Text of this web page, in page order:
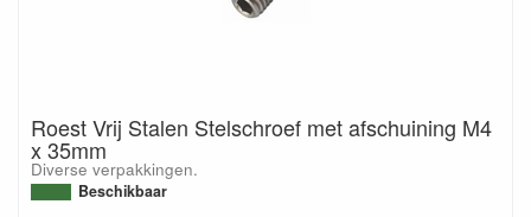
Roest Vrij Stalen Stelschroef met afschuining M4
x 35mm
Diverse verpakkingen.
Beschikbaar